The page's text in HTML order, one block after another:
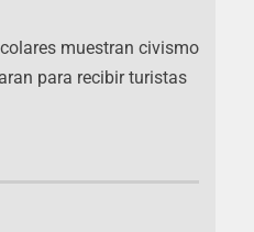
muestran civismo
para recibir turistas